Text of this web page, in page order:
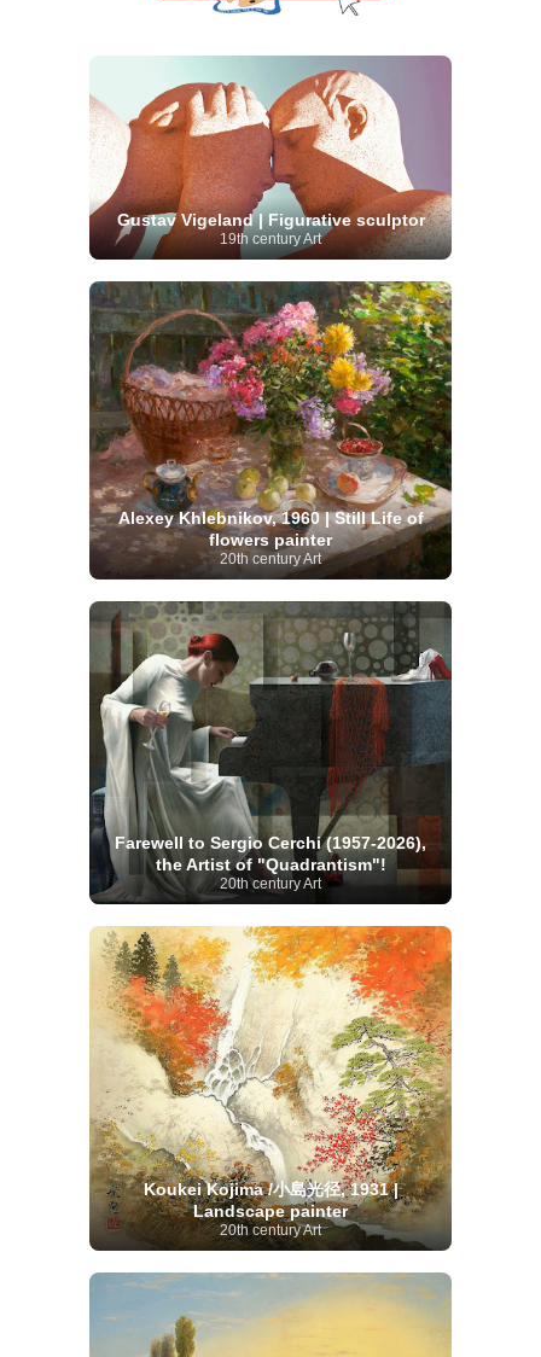
Gustav Vigeland | Figurative sculptor
19th century Art
Alexey Khlebnikov, 1960 | Still Life of
flowers painter
20th century Art
Farewell to Sergio Cerchi (1957-2026),
the Artist of "Quadrantism"!
20th century Art
Koukei Kojima /小島光径, 1931 |
Landscape painter
20th century Art